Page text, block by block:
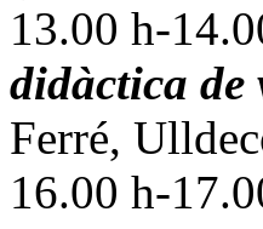
13.00 h-
didàctica
Ferré,
16.00 h-